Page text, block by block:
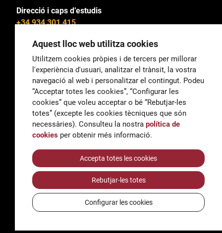
Direcció i caps d’estudis
+34 934 301 415
General
correu@escoladeltreball.org
Informació
informacio@escoladeltreball.org
AccessibilitatAvís legal i Política de Privacitat
Política de cookies
Crèdits
Aquest lloc web utilitza cookies
Utilitzem cookies pròpies i de tercers per millorar
l'experiència d'usuari, analitzar el trànsit, la vostra
navegació al web i personalitzar el contingut. Podeu
“Acceptar totes les cookies”, “Configurar les
cookies” que voleu acceptar o bé “Rebutjar-les
totes” (excepte les cookies tècniques que són
necessàries). Consulteu la nostra política de
cookies per obtenir més informació.
Accepta totes les cookies
Rebutjar-les totes
Configurar les cookies